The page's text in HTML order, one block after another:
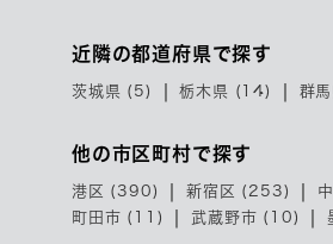
近隣の都道府県で探す
茨城県 (5) 栃木県 (14) 群
他の市区町村で探す
港区 (390) 新宿区 (253)
町田市 (11)
武蔵野市 (10)